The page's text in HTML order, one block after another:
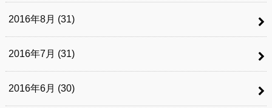
2016年8月 (31)
2016年7月 (31)
2016年6月 (30)